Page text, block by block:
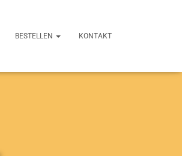
BESTELLEN KONTAKT